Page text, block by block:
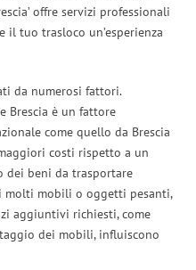
offre servizi professionali
il tuo trasloco un’esperienza
da numerosi fattori.
Brescia è un fattore
come quello da Brescia
costi rispetto a un
dei beni da trasportare
molti mobili o oggetti pesanti,
aggiuntivi richiesti, come
dei mobili, influiscono